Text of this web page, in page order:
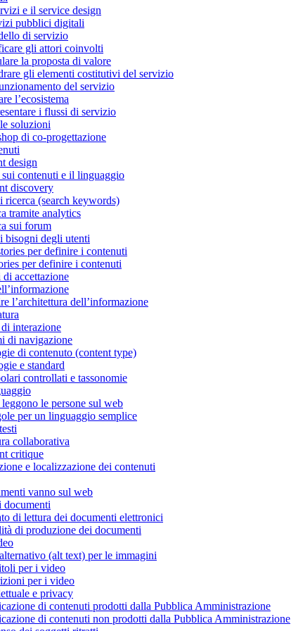
e il service design
pubblici digitali
di servizio
gli attori coinvolti
la proposta di valore
gli elementi costitutivi del servizio
del servizio
l’ecosistema
i flussi di servizio
soluzioni
di co-progettazione
design
contenuti e il linguaggio
discovery
ricerca (search keywords)
tramite analytics
sui forum
bisogni degli utenti
per definire i contenuti
per definire i contenuti
accettazione
l’architettura dell’informazione
interazione
di navigazione
di contenuto (content type)
e standard
controllati e tassonomie
le persone sul web
per un linguaggio semplice
collaborativa
critique
e localizzazione dei contenuti
vanno sul web
di lettura dei documenti elettronici
di produzione dei documenti
(alt text) per le immagini
per i video
per i video
e privacy
di contenuti prodotti dalla Pubblica Amministrazione
di contenuti non prodotti dalla Pubblica Amministrazione